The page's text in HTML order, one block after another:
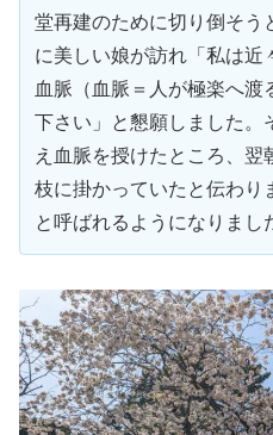
堂再建のために切り倒そう
に美しい娘が訪れ「私は近
血脈（血脈＝人が極楽へ渡
下さい」と懇願しました。
え血脈を授けたところ、
枝に掛かっていたと伝わり
と呼ばれるようになりまし